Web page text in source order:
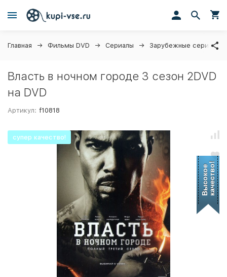
Главная Фильмы DVD Сериалы Зарубежные сериалы
Власть в ночном городе 3 сезон 2DVD
на DVD
Артикул: f10818
супер качество!
Высокоекачество!